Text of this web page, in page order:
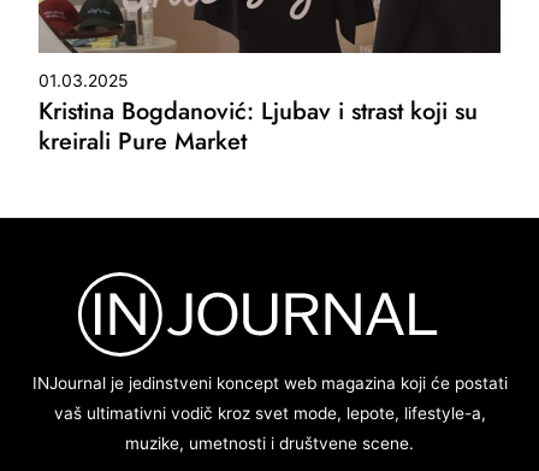
01.03.2025
Kristina Bogdanović: Ljubav i strast koji su
kreirali Pure Market
INJournal je jedinstveni koncept web magazina koji će postati
vaš ultimativni vodič kroz svet mode, lepote, lifestyle-a,
muzike, umetnosti i društvene scene.